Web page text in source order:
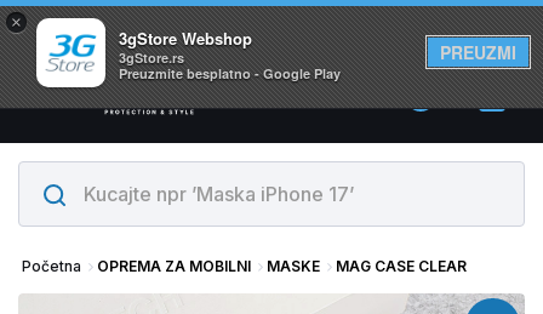
×
3gStore Webshop
3gStore.rs
Preuzmite besplatno - Google Play
PREUZMI
Svi proizvodi su na lageru. Slanje istog dana!
0
Početna OPREMA ZA MOBILNI MASKE MAG CASE CLEAR